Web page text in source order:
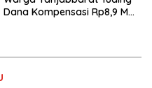
Dana Kompensasi Rp8,9 M